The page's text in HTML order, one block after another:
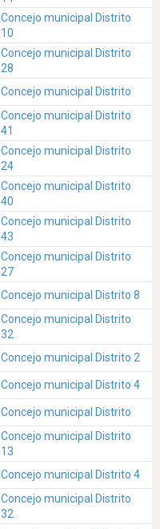
Concejo municipal Distrito
10
Concejo municipal Distrito
28
Concejo municipal Distrito
Concejo municipal Distrito
41
Concejo municipal Distrito
24
Concejo municipal Distrito
40
Concejo municipal Distrito
43
Concejo municipal Distrito
27
Concejo municipal Distrito 8
Concejo municipal Distrito
32
Concejo municipal Distrito 2
Concejo municipal Distrito 4
Concejo municipal Distrito
Concejo municipal Distrito
13
Concejo municipal Distrito 4
Concejo municipal Distrito
32